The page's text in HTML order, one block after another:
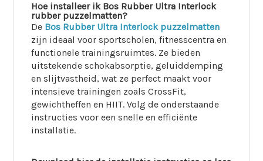
Hoe installeer ik Bos Rubber Ultra Interlock
rubber puzzelmatten?
De Bos Rubber Ultra Interlock puzzelmatten
zijn ideaal voor sportscholen, fitnesscentra en
functionele trainingsruimtes. Ze bieden
uitstekende schokabsorptie, geluiddemping
en slijtvastheid, wat ze perfect maakt voor
intensieve trainingen zoals CrossFit,
gewichtheffen en HIIT. Volg de onderstaande
instructies voor een snelle en efficiënte
installatie.